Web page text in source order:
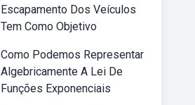
Escapamento Dos Veículos
Tem Como Objetivo
Como Podemos Representar
Algebricamente A Lei De
Funções Exponenciais